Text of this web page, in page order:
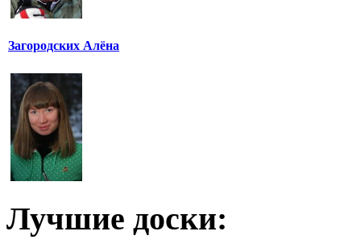
Загородских Алёна
Лучшие доски: